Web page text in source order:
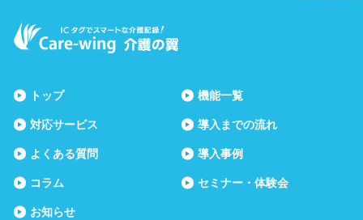
トップ 機能一覧
対応サービス 導入までの流れ
よくある質問 導入事例
コラム セミナー・体験会
お知らせ